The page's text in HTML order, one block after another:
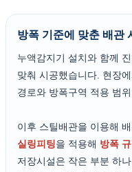
방폭 기준에 맞춘 배관
누액감지기 설치와 함께
맞춰 시공했습니다. 현장
경로와 방폭구역 적용 범위
이후 스틸배관을 이용해
실링피팅을 적용해 방폭
저장시설은 작은 부분 하